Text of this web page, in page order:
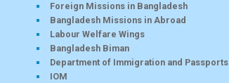
Foreign Missions in Bangladesh
Bangladesh Missions in Abroad
Labour Welfare Wings
Bangladesh Biman
Department of Immigration and Passports
IOM